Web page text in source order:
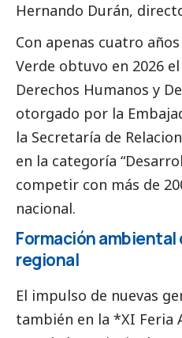
Hernando Durán,
Con apenas cuatro
Verde obtuvo en 2026
Derechos Humanos y
otorgado por la
la Secretaría de
en la categoría
competir con más de
nacional.
Formación ambiental
regional
El impulso de nuevas
también en la *XI Feria